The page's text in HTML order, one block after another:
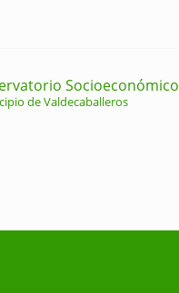
Socioeconómico
de Valdecaballeros